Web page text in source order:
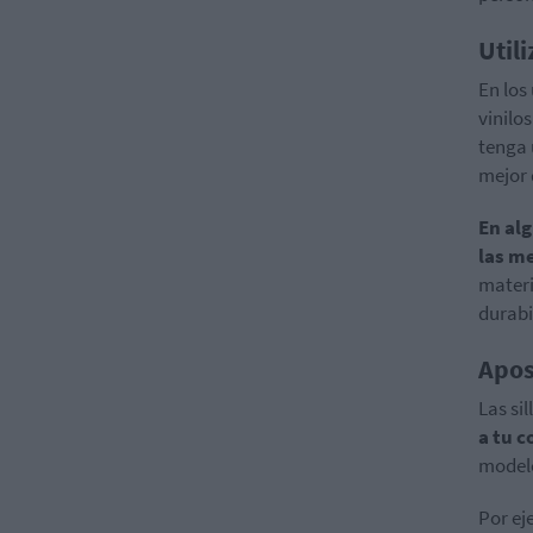
En
tenga
mejor
En
las
Las
a tu
Por